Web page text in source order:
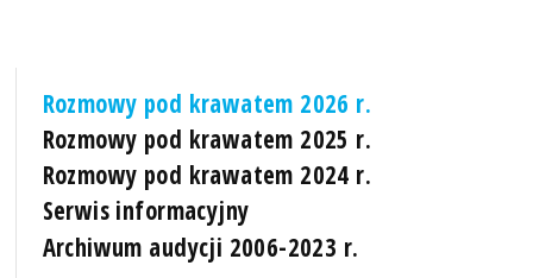
Rozmowy pod krawatem 2026 r.
Rozmowy pod krawatem 2025 r.
Rozmowy pod krawatem 2024 r.
Serwis informacyjny
Archiwum audycji 2006-2023 r.